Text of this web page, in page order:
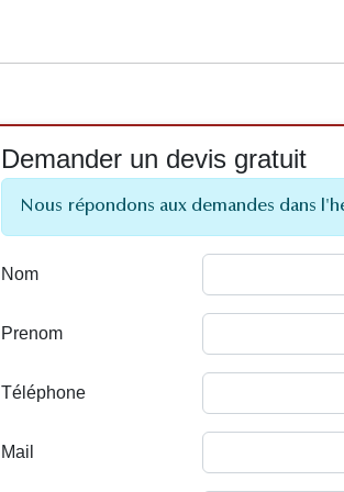
Demander un devis gratuit
Nous répondons aux demandes dans
Nom
Prenom
Téléphone
Mail